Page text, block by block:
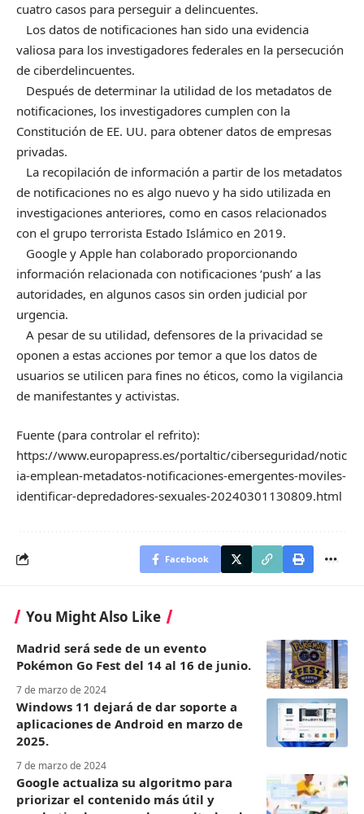
cuatro casos para perseguir a delincuentes.
Los datos de notificaciones han sido una evidencia
valiosa para los investigadores federales en la persecución
de ciberdelincuentes.
Después de determinar la utilidad de los metadatos de
notificaciones, los investigadores cumplen con la
Constitución de EE. UU. para obtener datos de empresas
privadas.
La recopilación de información a partir de los metadatos
de notificaciones no es algo nuevo y ha sido utilizada en
investigaciones anteriores, como en casos relacionados
con el grupo terrorista Estado Islámico en 2019.
Google y Apple han colaborado proporcionando
información relacionada con notificaciones ‘push’ a las
autoridades, en algunos casos sin orden judicial por
urgencia.
A pesar de su utilidad, defensores de la privacidad se
oponen a estas acciones por temor a que los datos de
usuarios se utilicen para fines no éticos, como la vigilancia
de manifestantes y activistas.
Fuente (para controlar el refrito):
https://www.europapress.es/portaltic/ciberseguridad/notic
ia-emplean-metadatos-notificaciones-emergentes-moviles-
identificar-depredadores-sexuales-20240301130809.html
Facebook
You Might Also Like
Madrid será sede de un evento
Pokémon Go Fest del 14 al 16 de junio.
7 de marzo de 2024
Windows 11 dejará de dar soporte a
aplicaciones de Android en marzo de
2025.
7 de marzo de 2024
Google actualiza su algoritmo para
priorizar el contenido más útil y